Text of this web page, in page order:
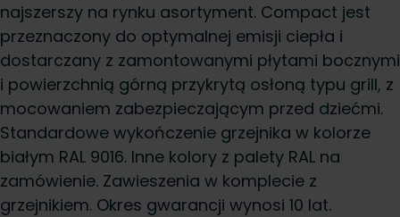
najszerszy na rynku asortyment. Compact jest
przeznaczony do optymalnej emisji ciepła i
dostarczany z zamontowanymi płytami bocznymi
i powierzchnią górną przykrytą osłoną typu grill, z
mocowaniem zabezpieczającym przed dziećmi.
Standardowe wykończenie grzejnika w kolorze
białym RAL 9016. Inne kolory z palety RAL na
zamówienie. Zawieszenia w komplecie z
grzejnikiem. Okres gwarancji wynosi 10 lat.